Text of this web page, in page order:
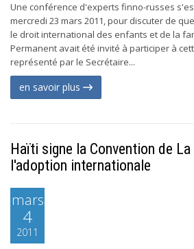
Une conférence d'experts finno-russes
mercredi 23 mars 2011, pour discuter de
le droit international des enfants et de la
Permanent avait été invité à participer à
représenté par le Secrétaire...
en savoir plus
Haïti signe la Convention de La
l'adoption internationale
mars
4
2011